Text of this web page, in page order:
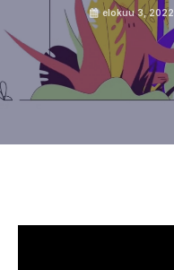
elokuu 3, 2022